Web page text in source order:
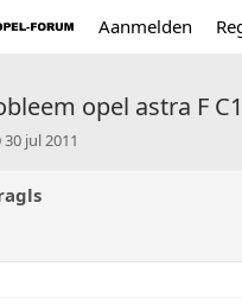
Aanmelden
opel astra F
S
r
a
30 jul 2011